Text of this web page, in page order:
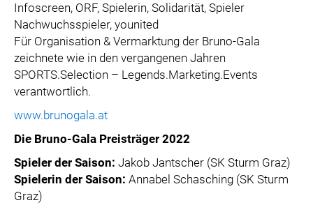
Infoscreen, ORF, Spielerin, Solidarität, Spieler
Nachwuchsspieler, younited
Für Organisation & Vermarktung der Bruno-Gala
zeichnete wie in den vergangenen Jahren
SPORTS.Selection – Legends.Marketing.Events
verantwortlich.
www.brunogala.at
Die Bruno-Gala Preisträger 2022
Spieler der Saison: Jakob Jantscher (SK Sturm Graz)
Spielerin der Saison: Annabel Schasching (SK Sturm
Graz)